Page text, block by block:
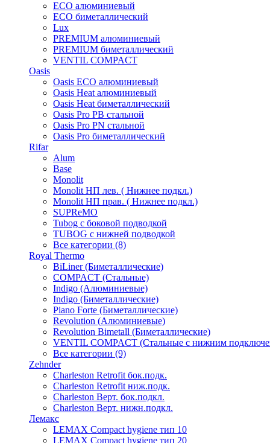
ECO алюминиевый
ECO биметаллический
Lux
PREMIUM алюминиевый
PREMIUM биметаллический
VENTIL COMPACT
Oasis
Oasis ECO алюминиевый
Oasis Heat алюминиевый
Oasis Heat биметаллический
Oasis Pro PB стальной
Oasis Pro PN стальной
Oasis Pro биметаллический
Rifar
Alum
Base
Monolit
Monolit НП лев. ( Нижнее подкл.)
Monolit НП прав. ( Нижнее подкл.)
SUPReMO
Tubog с боковой подводкой
TUBOG с нижней подводкой
Все категории (8)
Royal Thermo
BiLiner (Биметаллические)
COMPACT (Стальные)
Indigo (Алюминиевые)
Indigo (Биметаллические)
Piano Forte (Биметаллические)
Revolution (Алюминиевые)
Revolution Bimetall (Биметаллические)
VENTIL COMPACT (Стальные с нижним
Все категории (9)
Zehnder
Charleston Retrofit бок.подк.
Charleston Retrofit ниж.подк.
Charleston Верт. бок.подкл.
Charleston Верт. нижн.подкл.
Лемакс
LEMAX Compact hygiene тип 10
LEMAX Compact hygiene тип 20